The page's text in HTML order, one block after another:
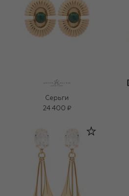
Серьги
24 400 ₽